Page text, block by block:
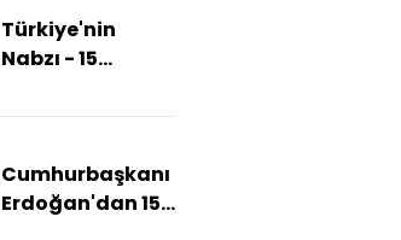
Türkiye'nin
Nabzı - 15
(Ömer
şehit oldu?)
Cumhurbaşkanı
Erdoğan'dan 15